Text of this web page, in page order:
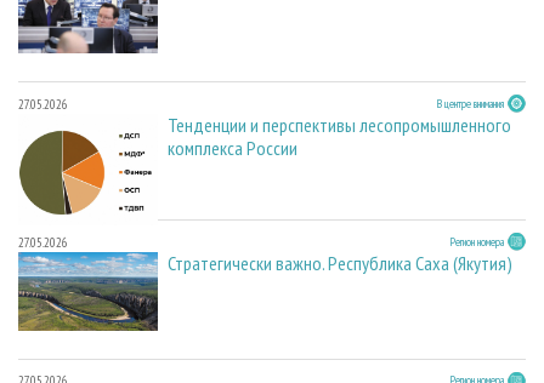
27.05.2026 В центре внимания
Тенденции и перспективы лесопромышленного
комплекса России
27.05.2026 Регион номера
Стратегически важно. Республика Саха (Якутия)